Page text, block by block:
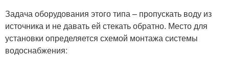
Задача оборудования этого типа – пропускать воду из
источника и не давать ей стекать обратно. Место для
установки определяется схемой монтажа системы
водоснабжения: